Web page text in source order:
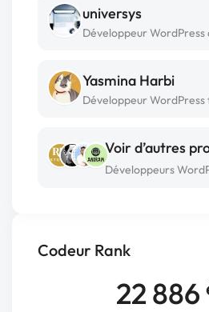
Codeur Rank
22 886
universys
Développeur WordPress
Yasmina Harbi
Développeur
Voir d’autres
Développeurs